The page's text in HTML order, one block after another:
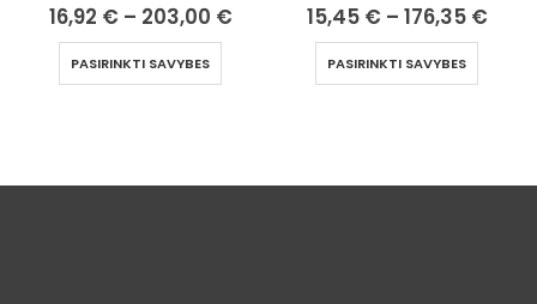
16,92 € – 203,00 €
PASIRINKTI SAVYBES
15,45 € – 176,35 €
PASIRINKTI SAVYBES